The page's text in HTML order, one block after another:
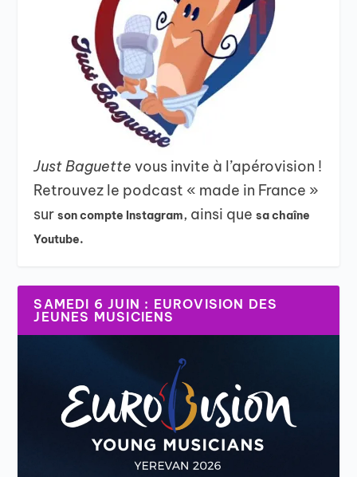
Just Baguettevous invite à l’apérovision !
Retrouvez le podcast « made in France »
surson compte Instagram, ainsi quesa chaîne
Youtube.
SAMEDI 6 JUIN : EUROVISION DES
JEUNES MUSICIENS